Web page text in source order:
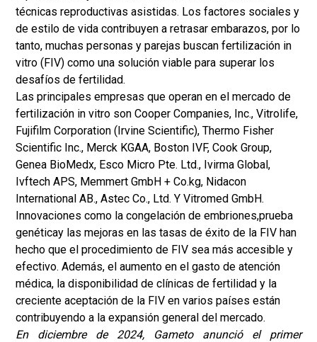
técnicas reproductivas asistidas. Los factores sociales y
de estilo de vida contribuyen a retrasar embarazos, por lo
tanto, muchas personas y parejas buscan fertilización in
vitro (FIV) como una solución viable para superar los
desafíos de fertilidad.
Las principales empresas que operan en el mercado de
fertilización in vitro son Cooper Companies, Inc., Vitrolife,
Fujifilm Corporation (Irvine Scientific), Thermo Fisher
Scientific Inc., Merck KGAA, Boston IVF, Cook Group,
Genea BioMedx, Esco Micro Pte. Ltd., Ivirma Global,
Ivftech APS, Memmert GmbH + Co.kg, Nidacon
International AB., Astec Co., Ltd. Y Vitromed GmbH.
Innovaciones como la congelación de embriones,prueba
genéticay las mejoras en las tasas de éxito de la FIV han
hecho que el procedimiento de FIV sea más accesible y
efectivo. Además, el aumento en el gasto de atención
médica, la disponibilidad de clínicas de fertilidad y la
creciente aceptación de la FIV en varios países están
contribuyendo a la expansión general del mercado.
En diciembre de 2024, Gameto anunció el primer